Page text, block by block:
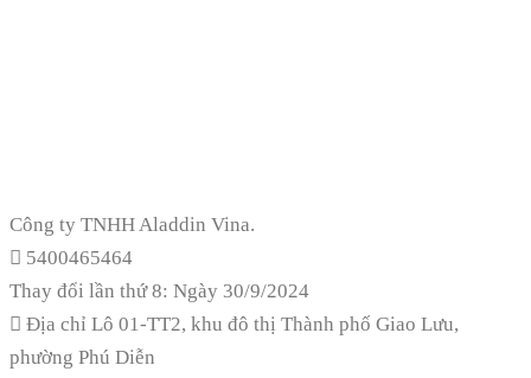
Công ty TNHH Aladdin Vina.
5400465464
Thay đổi lần thứ 8: Ngày 30/9/2024
Địa chỉ Lô 01-TT2, khu đô thị Thành phố Giao Lưu,
phường Phú Diễn